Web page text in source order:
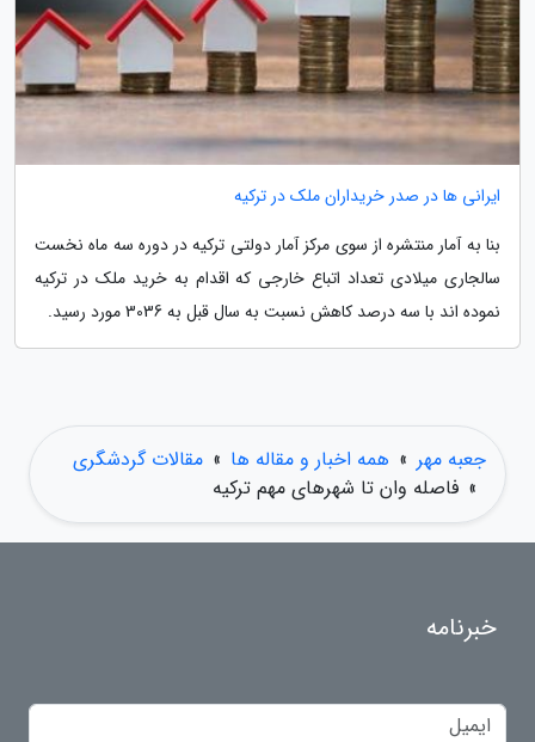
ایرانی ها در صدر خریداران ملک در ترکیه
بنا به آمار منتشره از سوی مرکز آمار دولتی ترکیه در دوره سه ماه نخست
سالجاری میلادی تعداد اتباع خارجی که اقدام به خرید ملک در ترکیه
نموده اند با سه درصد کاهش نسبت به سال قبل به 3036 مورد رسید.
جعبه مهر » همه اخبار و مقاله ها » مقالات گردشگری
» فاصله وان تا شهرهای مهم ترکیه
خبرنامه